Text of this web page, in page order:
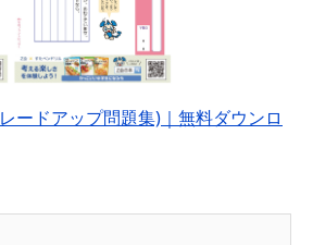
ードアップ問題集)｜無料ダウンロ